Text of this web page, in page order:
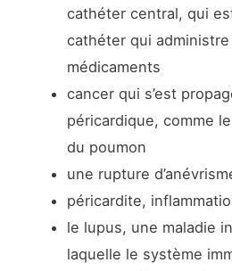
cathéter central, qui
cathéter qui
médicaments
cancer qui s’est
péricardique, comme
du poumon
une rupture
péricardite,
le lupus, une maladie
laquelle le système